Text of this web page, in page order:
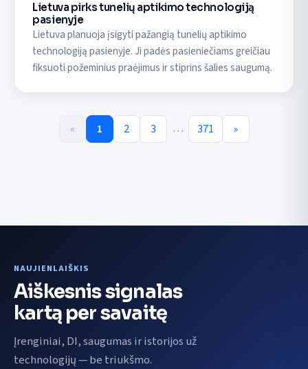
Lietuva pirks tunelių aptikimo technologiją
pasienyje
Lietuva planuoja įsigyti pažangią tunelių aptikimo
technologiją pasienyje. Ji padės pasieniečiams greičiau
fiksuoti požeminius praėjimus ir stiprins šalies saugumą.
« 1 2 3 … 371 »
NAUJIENLAIŠKIS
Aiškesnis signalas
kartą per savaitę
Įrenginiai, DI, saugumas ir istorijos už
technologijų — be triukšmo.